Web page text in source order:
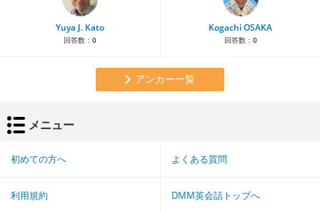
Yuya J. Kato
回答数： 0
Kogachi OSAKA
回答数： 0
アンカー一覧
メニュー
初めての方へ よくある質問
利用規約 DMM英会話トップへ